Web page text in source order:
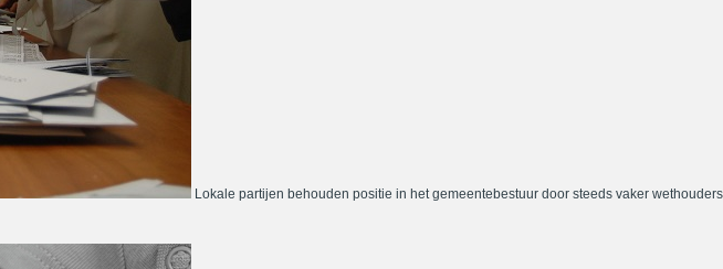
Lokale partijen behouden positie in het gemeentebestuur door steeds vaker wethouders